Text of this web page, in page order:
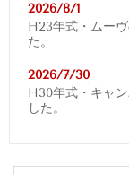
2026/8/1
H23年式・ムー
た。
2026/7/30
H30年式・キャ
した。